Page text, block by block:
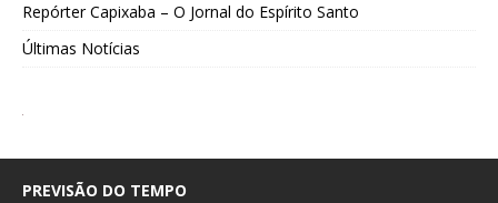
Repórter Capixaba – O Jornal do Espírito Santo
Últimas Notícias
PREVISÃO DO TEMPO